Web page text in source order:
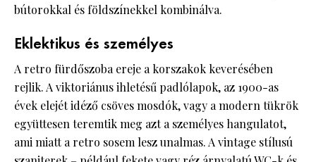
bútorokkal és földszínekkel kombinálva.
Eklektikus és személyes
A retro fürdőszoba ereje a korszakok keverésében
rejlik. A viktoriánus ihletésű padlólapok, az 1900-as
évek elejét idéző csöves mosdók, vagy a modern tükrök
együttesen teremtik meg azt a személyes hangulatot,
ami miatt a retro sosem lesz unalmas. A vintage stílusú